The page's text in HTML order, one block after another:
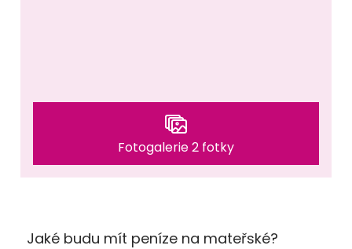
Fotogalerie 2 fotky
Jaké budu mít peníze na mateřské?